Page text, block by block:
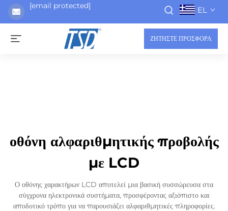
[email protected] EL
ΖΗΤΗΣΤΕ ΠΡΟΣΦΟΡΑ
οθόνη αλφαριθμητικής προβολής
με LCD
Ο οθόνης χαρακτήρων LCD αποτελεί μια βασική συσσώρευσα στα
σύγχρονα ηλεκτρονικά συστήματα, προσφέροντας αξιόπιστο και
αποδοτικό τρόπο για να παρουσιάζει αλφαριθμητικές πληροφορίες.